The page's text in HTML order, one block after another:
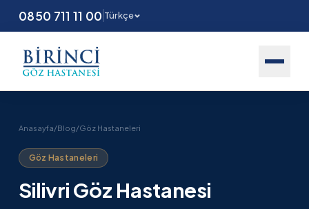
0850 711 11 00 Türkçe
Anasayfa/Blog/Göz Hastaneleri
Göz Hastaneleri
Silivri Göz Hastanesi